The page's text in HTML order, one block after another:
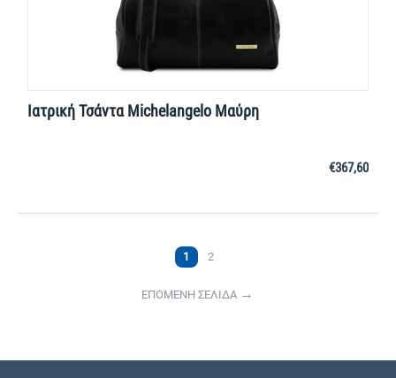
Ιατρική Τσάντα Michelangelo Μαύρη
€367,60
1 2
ΕΠΟΜΕΝΗ ΣΕΛΙΔΑ